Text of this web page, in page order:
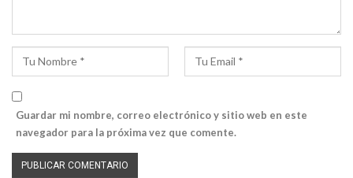
Guardar mi nombre, correo electrónico y sitio web en este
navegador para la próxima vez que comente.